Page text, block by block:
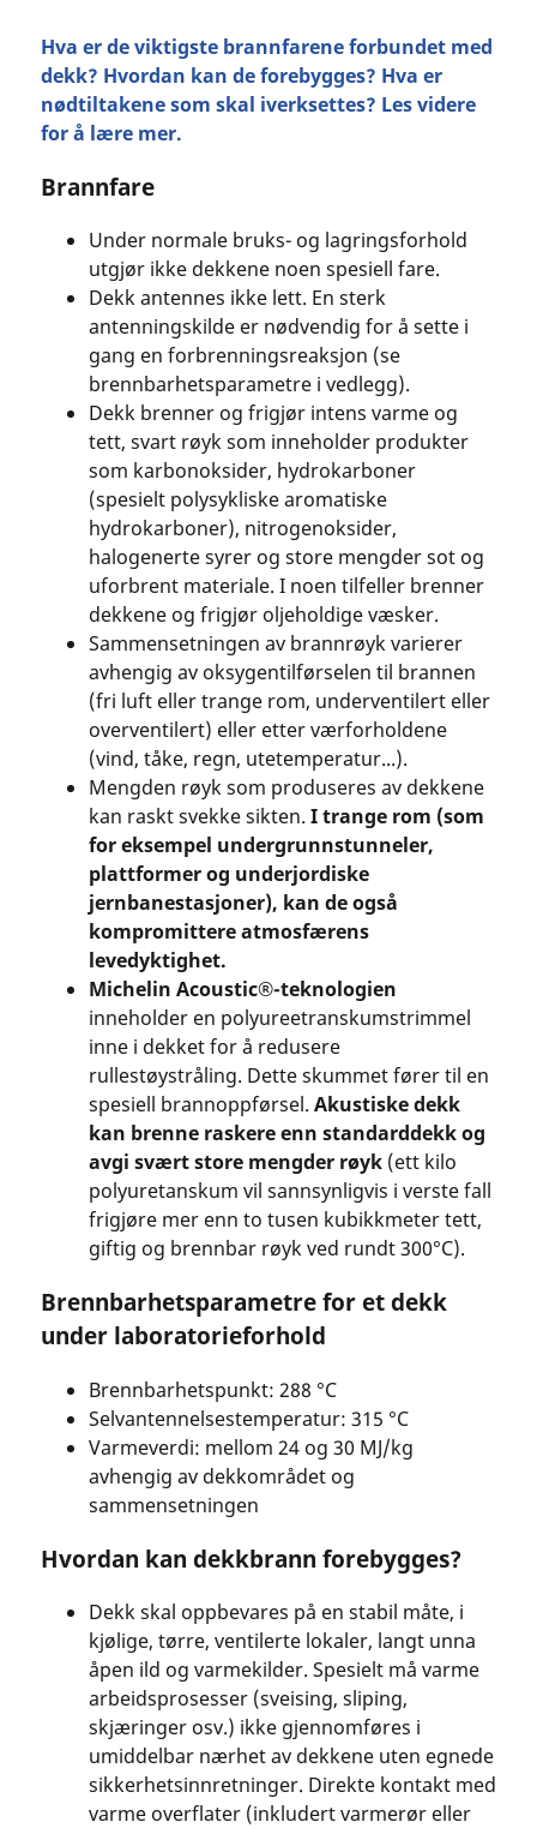
Hva er de viktigste brannfarene forbundet med
dekk? Hvordan kan de forebygges? Hva er
nødtiltakene som skal iverksettes? Les videre
for å lære mer.
Brannfare
Under normale bruks- og lagringsforhold
utgjør ikke dekkene noen spesiell fare.
Dekk antennes ikke lett. En sterk
antenningskilde er nødvendig for å sette i
gang en forbrenningsreaksjon (se
brennbarhetsparametre i vedlegg).
Dekk brenner og frigjør intens varme og
tett, svart røyk som inneholder produkter
som karbonoksider, hydrokarboner
(spesielt polysykliske aromatiske
hydrokarboner), nitrogenoksider,
halogenerte syrer og store mengder sot og
uforbrent materiale. I noen tilfeller brenner
dekkene og frigjør oljeholdige væsker.
Sammensetningen av brannrøyk varierer
avhengig av oksygentilførselen til brannen
(fri luft eller trange rom, underventilert eller
overventilert) eller etter værforholdene
(vind, tåke, regn, utetemperatur...).
Mengden røyk som produseres av dekkene
kan raskt svekke sikten. I trange rom (som
for eksempel undergrunnstunneler,
plattformer og underjordiske
jernbanestasjoner), kan de også
kompromittere atmosfærens
levedyktighet.
Michelin Acoustic®-teknologien
inneholder en polyureetranskumstrimmel
inne i dekket for å redusere
rullestøystråling. Dette skummet fører til en
spesiell brannoppførsel. Akustiske dekk
kan brenne raskere enn standarddekk og
avgi svært store mengder røyk(ett kilo
polyuretanskum vil sannsynligvis i verste fall
frigjøre mer enn to tusen kubikkmeter tett,
giftig og brennbar røyk ved rundt 300°C).
Brennbarhetsparametre for et dekk
under laboratorieforhold
Brennbarhetspunkt: 288 °C
Selvantennelsestemperatur: 315 °C
Varmeverdi: mellom 24 og 30 MJ/kg
avhengig av dekkområdet og
sammensetningen
Hvordan kan dekkbrann forebygges?
Dekk skal oppbevares på en stabil måte, i
kjølige, tørre, ventilerte lokaler, langt unna
åpen ild og varmekilder. Spesielt må varme
arbeidsprosesser (sveising, sliping,
skjæringer osv.) ikke gjennomføres i
umiddelbar nærhet av dekkene uten egnede
sikkerhetsinnretninger. Direkte kontakt med
varme overflater (inkludert varmerør eller